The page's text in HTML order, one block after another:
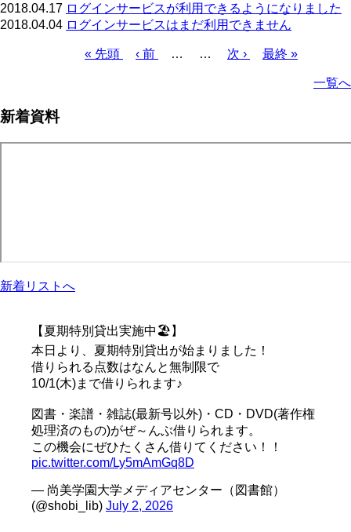
2018.04.17 ログインサービスが利用できるようになりました
2018.04.04 ログインサービスはまだ利用できません
送
先
« 先頭
前
‹ 前 … …
次
次 ›
最
最終 »
一覧へ
新着資料
新着リストへ
【夏期特別貸出実施中🏖️】
本日より、夏期特別貸出が始まりました！
借りられる点数はなんと無制限で
10/1(木)まで借りられます♪
図書・楽譜・雑誌(最新号以外)・CD・DVD(著作権
処理済のもの)がぜ～んぶ借りられます。
この機会にぜひたくさん借りてください！！
pic.twitter.com/Ly5mAmGq8D
— 尚美学園大学メディアセンター（図書館）
(@shobi_lib) July 2, 2026